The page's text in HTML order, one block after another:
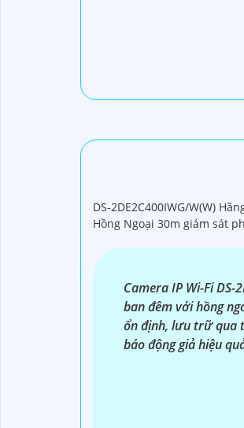
DS-2DE2C400IWG/W(W)
Hồng Ngoại 30m giám sát
Camera IP Wi-Fi
ban đêm với hồng
ổn định, lưu trữ qua
báo động giả hiệu